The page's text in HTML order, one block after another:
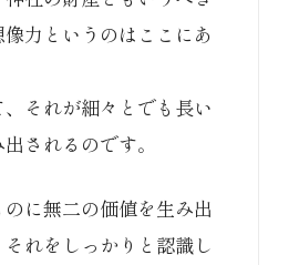
力というのはここにあ
それが細々とでも長い
されるのです。
に無二の価値を生み出
れをしっかりと認識し